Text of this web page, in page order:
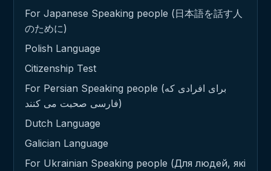
For Japanese Speaking people (日本語を話す人
のために)
Polish Language
Citizenship Test
For Persian Speaking people (برای افرادی که
فارسی صحبت می کنند)
Dutch Language
Galician Language
For Ukrainian Speaking people (Для людей, які